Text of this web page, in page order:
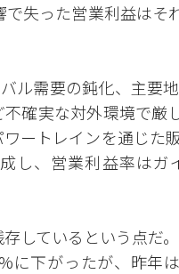
失った営業利益はそ
ル需要の鈍化、主要
確実な対外環境で厳
ートレインを通じた
し、営業利益率はガ
しているという点だ
に下がったが、昨年